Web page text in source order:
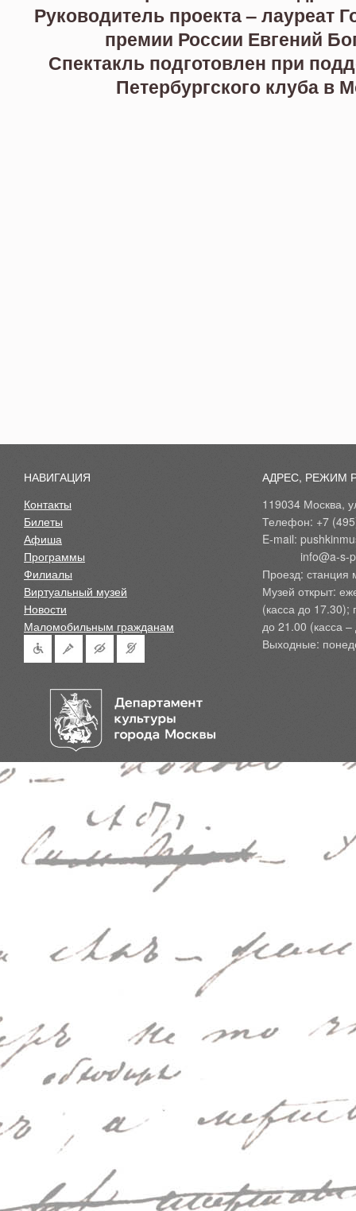
Руководитель проекта – лауреат
премии России Евгений
Спектакль подготовлен при
Петербургского клуба в
НАВИГАЦИЯ
Контакты
Билеты
Афиша
Программы
Филиалы
Виртуальный музей
Новости
Маломобильным гражданам
АДРЕС, РЕЖИМ
119034 Москва,
Телефон: +7
E-mail:
Проезд: станция
Музей открыт:
(касса до 17.30);
до 21.00 (касса
Выходные: